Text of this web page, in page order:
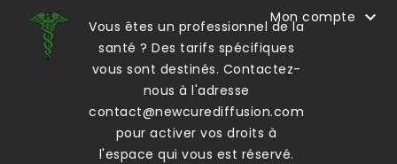
Vous êtes un professionnel de la
santé ? Des tarifs spécifiques
vous sont destinés. Contactez-
nous à l'adresse
contact@newcurediffusion.com
pour activer vos droits à
l'espace qui vous est réservé.
Mon compte 